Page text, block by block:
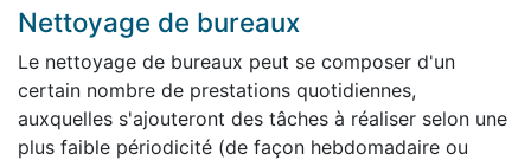
Nettoyage de bureaux
Le nettoyage de bureaux peut se composer d'un
certain nombre de prestations quotidiennes,
auxquelles s'ajouteront des tâches à réaliser selon une
plus faible périodicité (de façon hebdomadaire ou